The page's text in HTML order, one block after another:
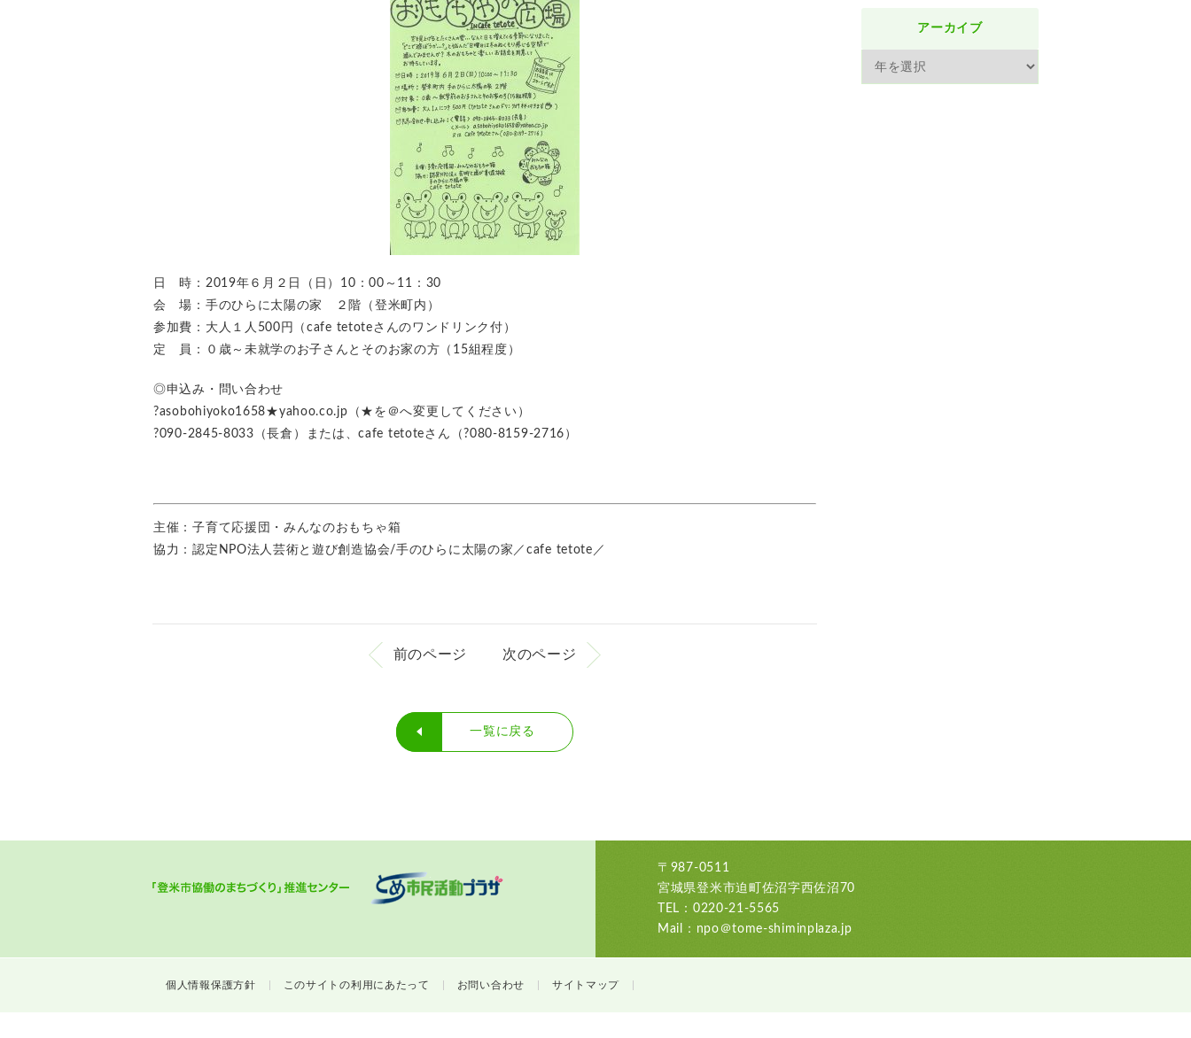
日 時：2019年６月２日（日）10：00～11：30
会 場：手のひらに太陽の家 ２階（登米町内）
参加費：大人１人500円（cafe tetoteさんのワンドリンク付）
定 員：０歳～未就学のお子さんとそのお家の方（15組程度）
◎申込み・問い合わせ
?asobohiyoko1658★yahoo.co.jp（★を＠へ変更してください）
?090-2845-8033（長倉）または、cafe tetoteさん（?080-8159-2716）
主催：子育て応援団・みんなのおもちゃ箱
協力：認定NPO法人芸術と遊び創造協会/手のひらに太陽の家／cafe tetote／
前のページ 次のページ
一覧に戻る
アーカイブ
〒987-0511
宮城県登米市迫町佐沼字西佐沼70
TEL：0220-21-5565
Mail：npo＠tome-shiminplaza.jp
個人情報保護方針 このサイトの利用にあたって お問い合わせ サイトマップ